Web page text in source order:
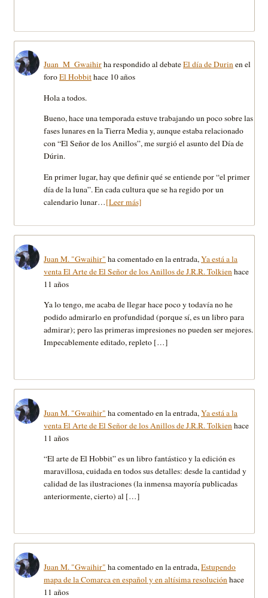
Juan_M_Gwaihirha respondido al debateEl día de Durinen el
foroEl Hobbithace 10 años
Hola a todos.
Bueno, hace una temporada estuve trabajando un poco sobre las
fases lunares en la Tierra Media y, aunque estaba relacionado
con “El Señor de los Anillos”, me surgió el asunto del Día de
Dúrin.
En primer lugar, hay que definir qué se entiende por “el primer
día de la luna”. En cada cultura que se ha regido por un
calendario lunar…[Leer más]
Juan M. "Gwaihir" ha comentado en la entrada,Ya está a la
venta El Arte de El Señor de los Anillos de J.R.R. Tolkienhace
11 años
Ya lo tengo, me acaba de llegar hace poco y todavía no he
podido admirarlo en profundidad (porque sí, es un libro para
admirar); pero las primeras impresiones no pueden ser mejores.
Impecablemente editado, repleto […]
Juan M. "Gwaihir" ha comentado en la entrada,Ya está a la
venta El Arte de El Señor de los Anillos de J.R.R. Tolkienhace
11 años
“El arte de El Hobbit” es un libro fantástico y la edición es
maravillosa, cuidada en todos sus detalles: desde la cantidad y
calidad de las ilustraciones (la inmensa mayoría publicadas
anteriormente, cierto) al […]
Juan M. "Gwaihir" ha comentado en la entrada,Estupendo
mapa de la Comarca en español y en altísima resoluciónhace
11 años